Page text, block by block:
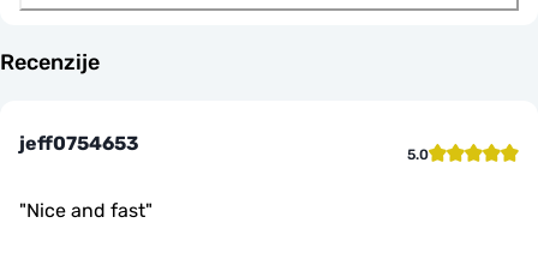
Recenzije
jeff0754653 5.0
"Nice and fast"